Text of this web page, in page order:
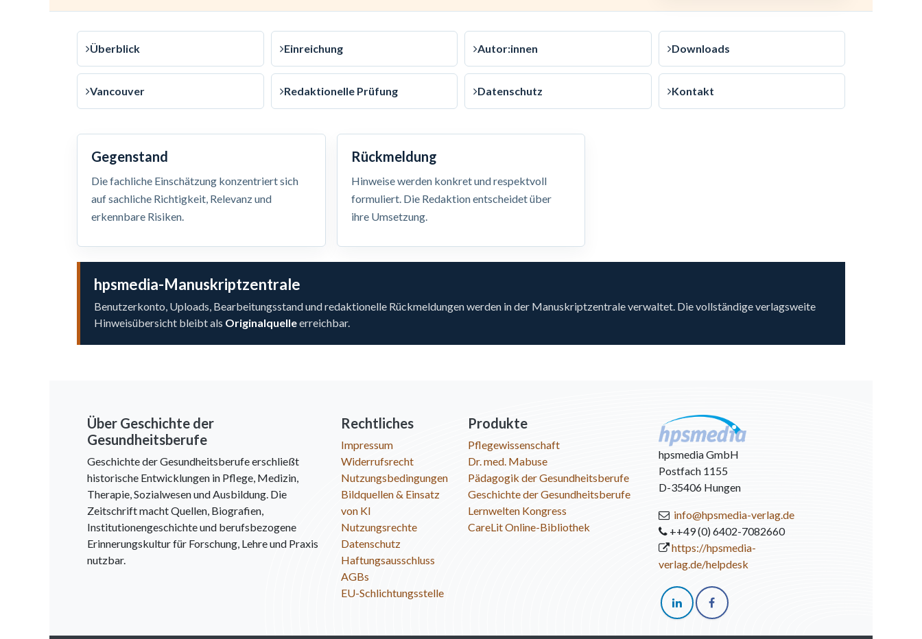
Überblick Einreichung Autor:innen Downloads
Vancouver Redaktionelle Prüfung Datenschutz Kontakt
Gegenstand
Die fachliche Einschätzung konzentriert sich
auf sachliche Richtigkeit, Relevanz und
erkennbare Risiken.
Rückmeldung
Hinweise werden konkret und respektvoll
formuliert. Die Redaktion entscheidet über
ihre Umsetzung.
hpsmedia-Manuskriptzentrale
Benutzerkonto, Uploads, Bearbeitungsstand und redaktionelle Rückmeldungen werden in der Manuskriptzentrale verwaltet. Die vollständige verlagsweite
Hinweisübersicht bleibt als Originalquelleerreichbar.
Über Geschichte der
Gesundheitsberufe
Geschichte der Gesundheitsberufe erschließt
historische Entwicklungen in Pflege, Medizin,
Therapie, Sozialwesen und Ausbildung. Die
Zeitschrift macht Quellen, Biografien,
Institutionengeschichte und berufsbezogene
Erinnerungskultur für Forschung, Lehre und Praxis
nutzbar.
Rechtliches
Impressum
Widerrufsrecht
Nutzungsbedingungen
Bildquellen & Einsatz
von KI
Nutzungsrechte
Datenschutz
Haftungsausschluss
AGBs
EU-Schlichtungsstelle
Produkte
Pflegewissenschaft
Dr. med. Mabuse
Pädagogik der Gesundheitsberufe
Geschichte der Gesundheitsberufe
Lernwelten Kongress
CareLit Online-Bibliothek
hpsmedia GmbH
Postfach 1155
D-35406 Hungen
info@hpsmedia-verlag.de
++49 (0) 6402-7082660
https://hpsmedia-
verlag.de/helpdesk